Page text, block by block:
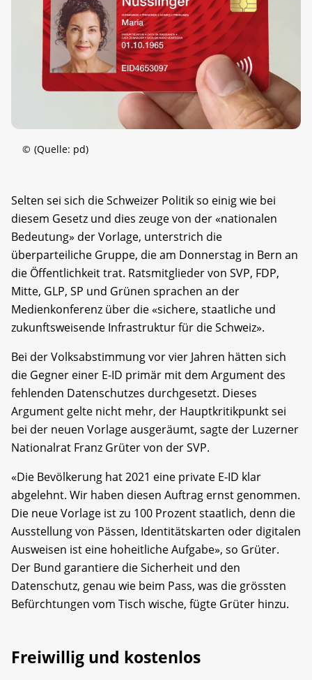
© (Quelle: pd)
Selten sei sich die Schweizer Politik so einig wie bei
diesem Gesetz und dies zeuge von der «nationalen
Bedeutung» der Vorlage, unterstrich die
überparteiliche Gruppe, die am Donnerstag in Bern an
die Öffentlichkeit trat. Ratsmitglieder von SVP, FDP,
Mitte, GLP, SP und Grünen sprachen an der
Medienkonferenz über die «sichere, staatliche und
zukunftsweisende Infrastruktur für die Schweiz».
Bei der Volksabstimmung vor vier Jahren hätten sich
die Gegner einer E-ID primär mit dem Argument des
fehlenden Datenschutzes durchgesetzt. Dieses
Argument gelte nicht mehr, der Hauptkritikpunkt sei
bei der neuen Vorlage ausgeräumt, sagte der Luzerner
Nationalrat Franz Grüter von der SVP.
«Die Bevölkerung hat 2021 eine private E-ID klar
abgelehnt. Wir haben diesen Auftrag ernst genommen.
Die neue Vorlage ist zu 100 Prozent staatlich, denn die
Ausstellung von Pässen, Identitätskarten oder digitalen
Ausweisen ist eine hoheitliche Aufgabe», so Grüter.
Der Bund garantiere die Sicherheit und den
Datenschutz, genau wie beim Pass, was die grössten
Befürchtungen vom Tisch wische, fügte Grüter hinzu.
Freiwillig und kostenlos